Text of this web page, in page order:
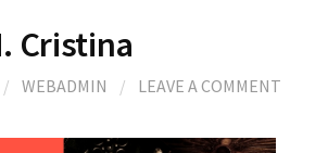
Cristina
/ WEBADMIN / LEAVE A COMMENT